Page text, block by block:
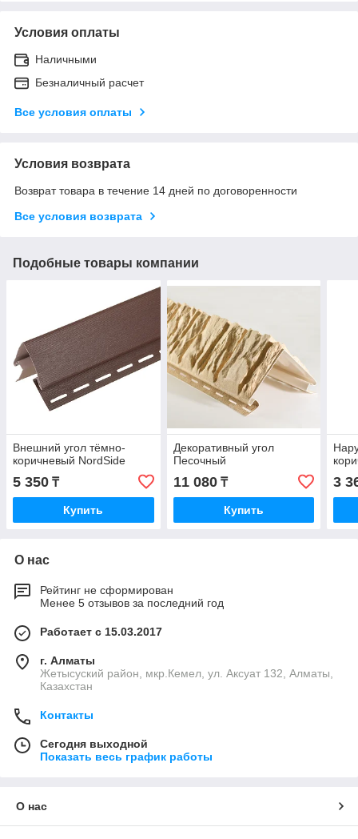
Условия оплаты
Наличными
Безналичный расчет
Все условия оплаты
Условия возврата
Возврат товара в течение 14 дней по договоренности
Все условия возврата
Подобные товары компании
Внешний угол тёмно-
коричневый NordSide
5 350 ₸
Купить
Декоративный угол
Песочный
11 080₸
Купить
3
О нас
Рейтинг не сформирован
Менее 5 отзывов за последний год
Работает с 15.03.2017
г. Алматы
Жетысуский район, мкр.Кемел, ул. Аксуат 132, Алматы,
Казахстан
Контакты
Сегодня выходной
Показать весь график работы
О нас